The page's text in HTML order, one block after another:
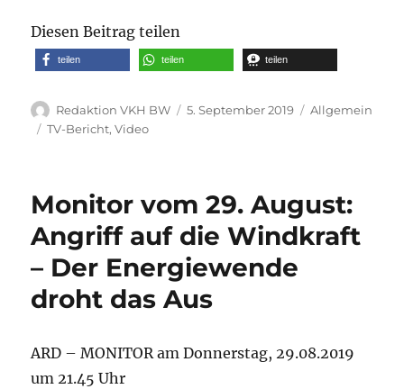
Diesen Beitrag teilen
teilen teilen teilen
Autor
Redaktion VKH BW
Veröffentlicht
5. September 2019 Kategorien
Allgemein
Schlagwörter
TV-Bericht,Video
Monitor vom 29. August:
Angriff auf die Windkraft
– Der Energiewende
droht das Aus
ARD – MONITOR am Donnerstag, 29.08.2019
um 21.45 Uhr